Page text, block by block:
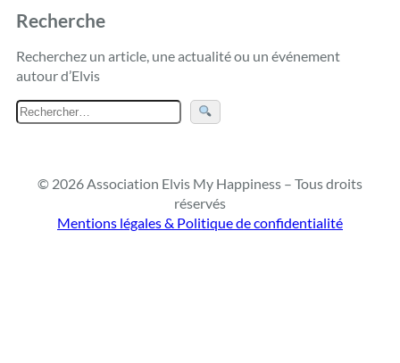
Recherche
Recherchez un article, une actualité ou un événement
autour d’Elvis
R
e
e
r
c
© 2026 Association Elvis My Happiness – Tous droits
réservés
Mentions légales & Politique de confidentialité